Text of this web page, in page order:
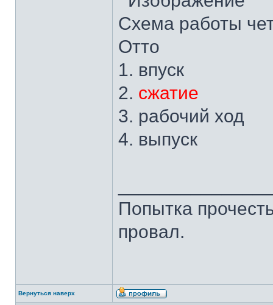
Схема работы
Отто
1. впуск
2. сжатие
3. рабочий ход
4. выпуск
Попытка
провал.
Вернуться наверх